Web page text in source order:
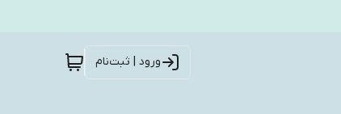
ورود | ثبت‌نام